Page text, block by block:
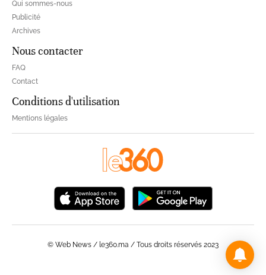
Qui sommes-nous
Publicité
Archives
Nous contacter
FAQ
Contact
Conditions d'utilisation
Mentions légales
© Web News / le360.ma / Tous droits réservés 2023